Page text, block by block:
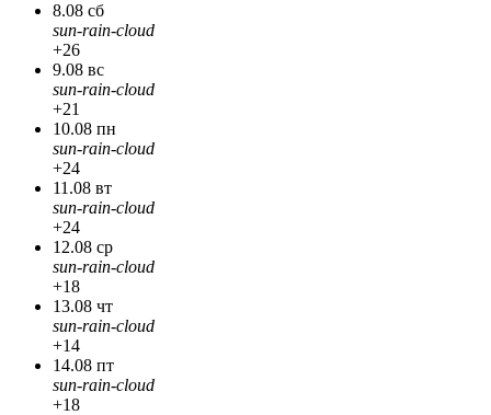
8.08 сб
sun-rain-cloud
+26
9.08 вс
sun-rain-cloud
+21
10.08 пн
sun-rain-cloud
+24
11.08 вт
sun-rain-cloud
+24
12.08 ср
sun-rain-cloud
+18
13.08 чт
sun-rain-cloud
+14
14.08 пт
sun-rain-cloud
+18